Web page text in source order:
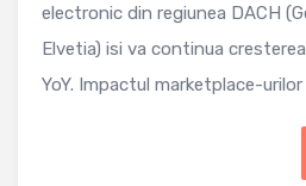
electronic din regiunea DACH
Elvetia) isi va continua
YoY. Impactul marketplace-urilor